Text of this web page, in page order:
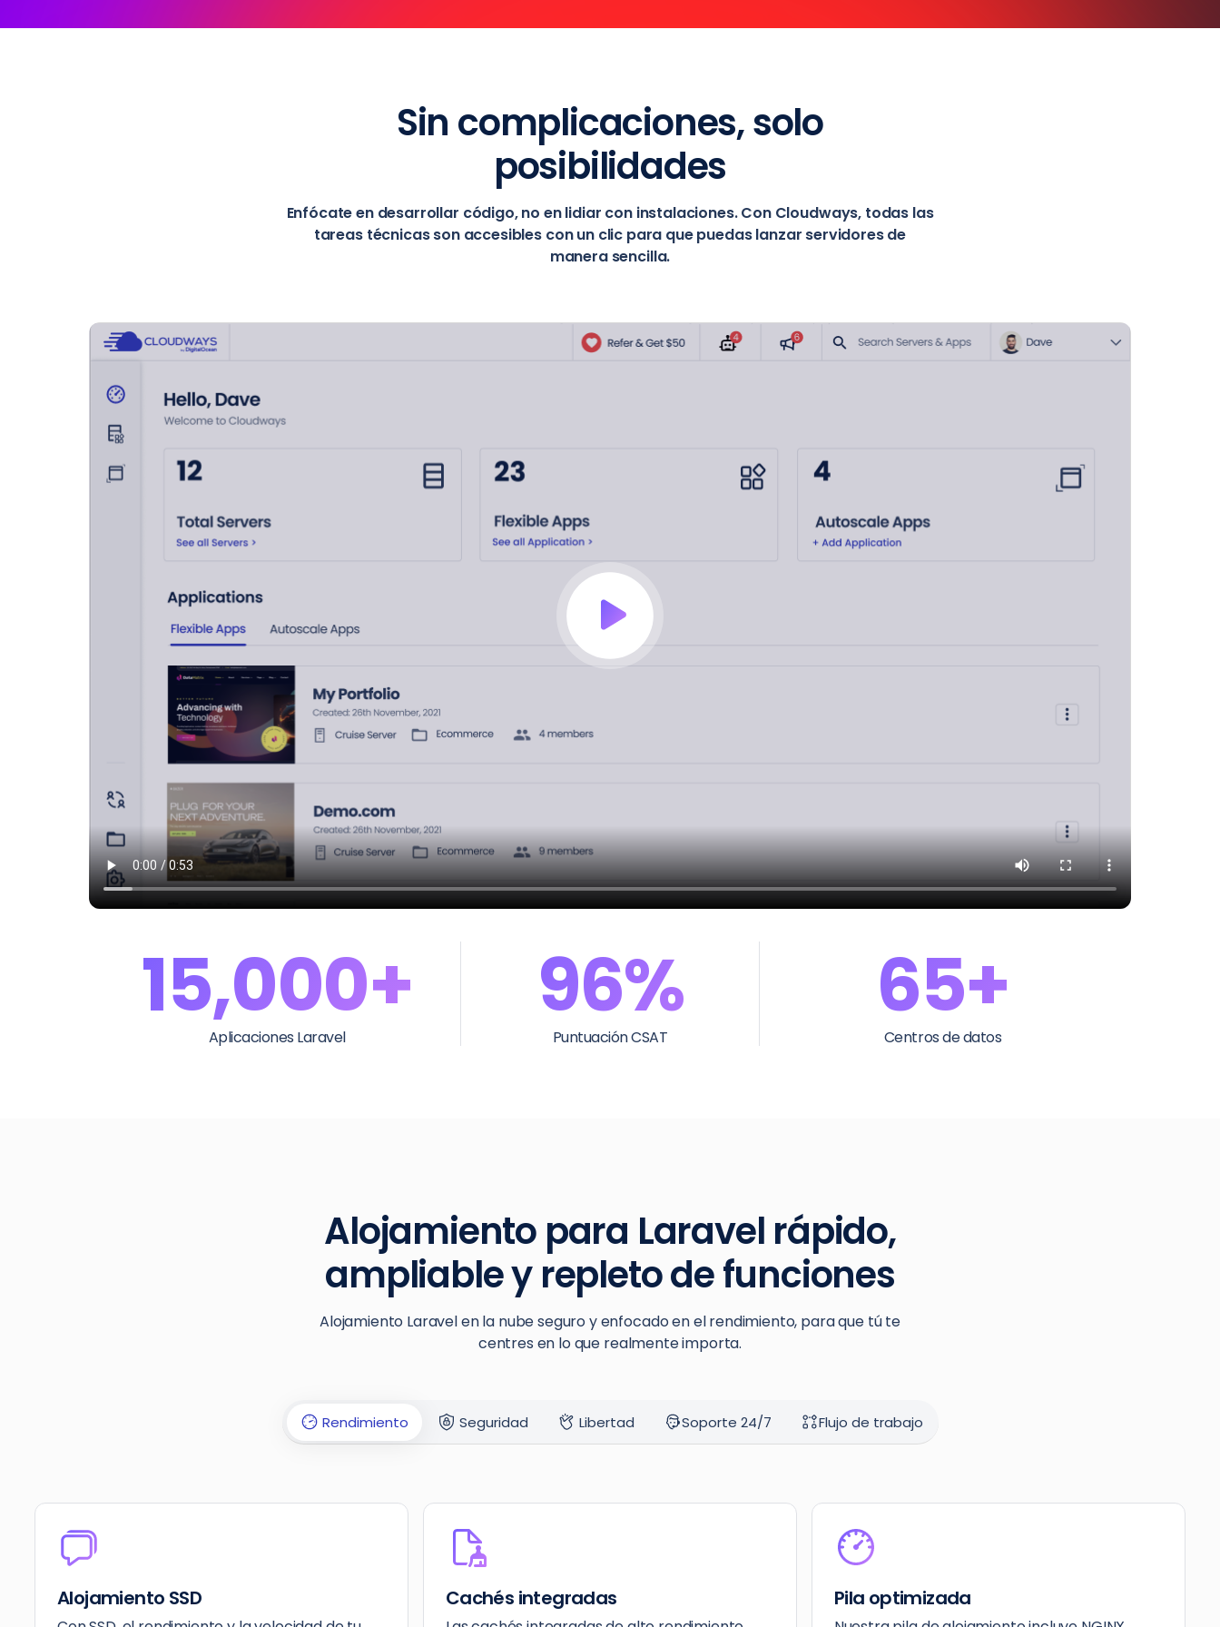
Sin complicaciones, solo
posibilidades
Enfócate en desarrollar código, no en lidiar con instalaciones. Con Cloudways, todas las
tareas técnicas son accesibles con un clic para que puedas lanzar servidores de
manera sencilla.
15,000+
Aplicaciones Laravel
96%
Puntuación CSAT
65+
Centros de datos
Alojamiento para Laravel rápido,
ampliable y repleto de funciones
Alojamiento Laravel en la nube seguro y enfocado en el rendimiento, para que tú te
centres en lo que realmente importa.
Rendimiento Seguridad Libertad Soporte 24/7 Flujo de trabajo
Alojamiento SSD Cachés integradas Pila optimizada